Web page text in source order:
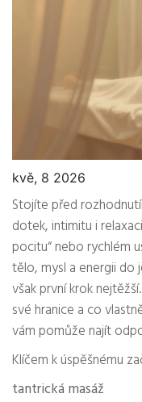
kvě, 8 2026
Stojíte před
dotek, intimitu i
pocitu“ nebo rychlém
tělo, mysl a energii do
však první krok
své hranice a co
vám pomůže najít
Klíčem k úspěšnému
tantrická masáž